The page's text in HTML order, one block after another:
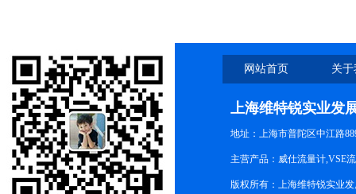
网站首页 关
上海维特锐实业发
地址：上海市普陀区中江路
主营产品：威仕流量计,VSE
版权所有：上海维特锐实业